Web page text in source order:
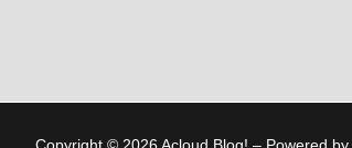
Copyright © 2026 Acloud Blog! – Powered by